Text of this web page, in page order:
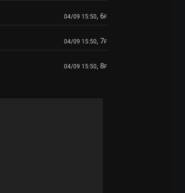
04/09 15:50, 6F
04/09 15:50, 7F
04/09 15:50, 8F